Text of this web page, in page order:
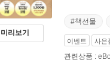
미리보기
#책선물
이벤트 사은
관련상품 :